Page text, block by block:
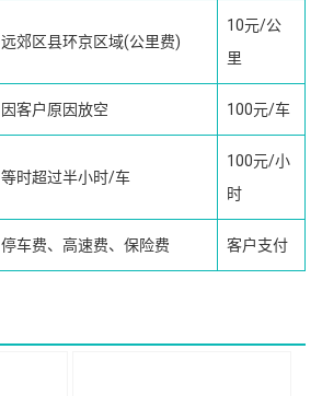
远郊区县环京区域(公里费)
10元/公
里
因客户原因放空 100元/车
等时超过半小时/车
100元/小
时
停车费、高速费、保险费 客户支付